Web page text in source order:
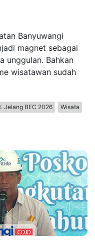
Banyuwangi
magnet sebagai
unggulan. Bahkan
wisatawan sudah
Jelang BEC 2026
Wisata